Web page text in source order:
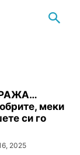
меки
си го
2025